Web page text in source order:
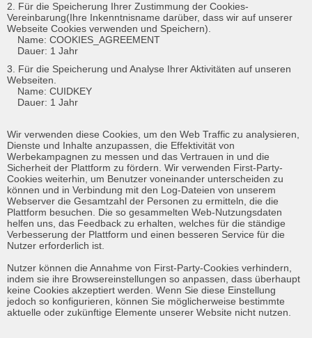
2. Für die Speicherung Ihrer Zustimmung der Cookies-
Vereinbarung(Ihre Inkenntnisname darüber, dass wir auf unserer
Webseite Cookies verwenden und Speichern).
Name: COOKIES_AGREEMENT
Dauer: 1 Jahr
3. Für die Speicherung und Analyse Ihrer Aktivitäten auf unseren
Webseiten.
Name: CUIDKEY
Dauer: 1 Jahr
Wir verwenden diese Cookies, um den Web Traffic zu analysieren,
Dienste und Inhalte anzupassen, die Effektivität von
Werbekampagnen zu messen und das Vertrauen in und die
Sicherheit der Plattform zu fördern. Wir verwenden First-Party-
Cookies weiterhin, um Benutzer voneinander unterscheiden zu
können und in Verbindung mit den Log-Dateien von unserem
Webserver die Gesamtzahl der Personen zu ermitteln, die die
Plattform besuchen. Die so gesammelten Web-Nutzungsdaten
helfen uns, das Feedback zu erhalten, welches für die ständige
Verbesserung der Plattform und einen besseren Service für die
Nutzer erforderlich ist.
Nutzer können die Annahme von First-Party-Cookies verhindern,
indem sie ihre Browsereinstellungen so anpassen, dass überhaupt
keine Cookies akzeptiert werden. Wenn Sie diese Einstellung
jedoch so konfigurieren, können Sie möglicherweise bestimmte
aktuelle oder zukünftige Elemente unserer Website nicht nutzen.